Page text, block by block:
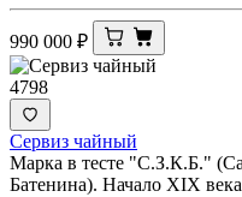
990 000 ₽
4798
Сервиз чайный
Марка в тесте "С.З.К.Б."
Батенина). Начало XIX